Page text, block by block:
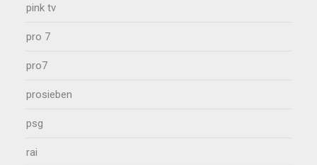
pink tv
pro 7
pro7
prosieben
psg
rai